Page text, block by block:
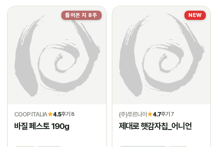
들어온 지 8주
COOP ITALIA★4.5후기 8
바질 페스토 190g
NEW
(주)푸르나이★4.7후기 7
제대로 햇감자칩_어니언